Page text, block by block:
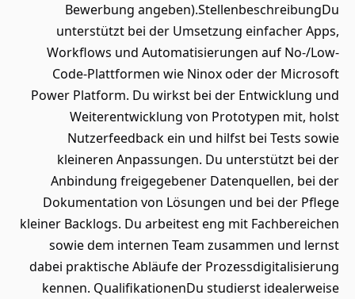
Bewerbung angeben).StellenbeschreibungDu
unterstützt bei der Umsetzung einfacher Apps,
Workflows und Automatisierungen auf No-/Low-
Code-Plattformen wie Ninox oder der Microsoft
Power Platform. Du wirkst bei der Entwicklung und
Weiterentwicklung von Prototypen mit, holst
Nutzerfeedback ein und hilfst bei Tests sowie
kleineren Anpassungen. Du unterstützt bei der
Anbindung freigegebener Datenquellen, bei der
Dokumentation von Lösungen und bei der Pflege
kleiner Backlogs. Du arbeitest eng mit Fachbereichen
sowie dem internen Team zusammen und lernst
dabei praktische Abläufe der Prozessdigitalisierung
kennen. QualifikationenDu studierst idealerweise